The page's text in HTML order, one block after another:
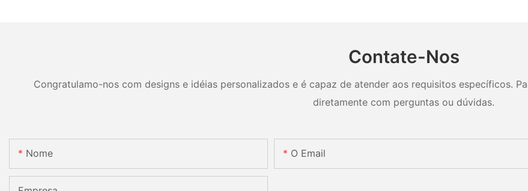
Contate-Nos
Congratulamo-nos com designs e idéias personalizados e é capaz de atender aos requisitos específicos.
diretamente com perguntas ou dúvidas.
Nome O Email